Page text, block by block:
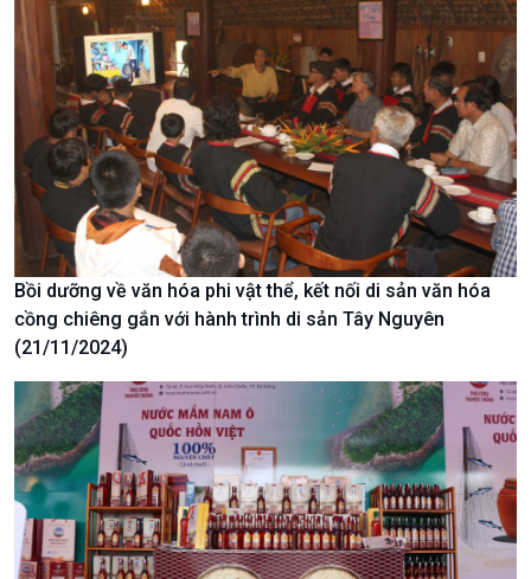
Văn hoá & Du lịch
Tin Văn hoá & Du lịch
Chát với người nổi tiếng
Câu chuyện Thể thao
Multimedia
Ảnh
Video
Infographic
E-Magazine
Bồi dưỡng về văn hóa phi vật thể, kết nối di sản văn hóa
cồng chiêng gắn với hành trình di sản Tây Nguyên
(21/11/2024)